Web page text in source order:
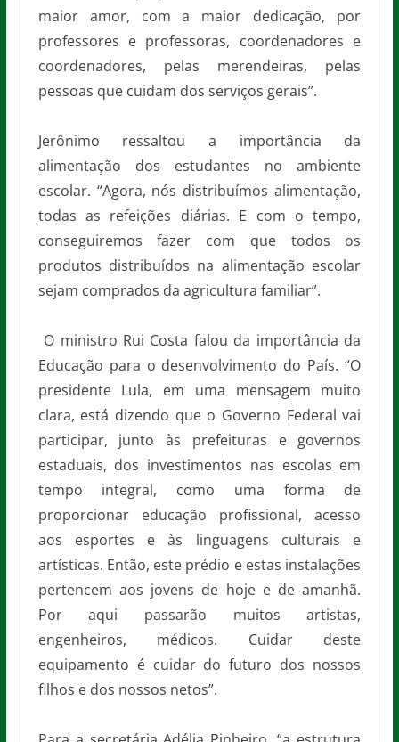
maior amor, com a maior dedicação, por
professores e professoras, coordenadores e
coordenadores, pelas merendeiras, pelas
pessoas que cuidam dos serviços gerais”.
Jerônimo ressaltou a importância da
alimentação dos estudantes no ambiente
escolar. “Agora, nós distribuímos alimentação,
todas as refeições diárias. E com o tempo,
conseguiremos fazer com que todos os
produtos distribuídos na alimentação escolar
sejam comprados da agricultura familiar”.
O ministro Rui Costa falou da importância da
Educação para o desenvolvimento do País. “O
presidente Lula, em uma mensagem muito
clara, está dizendo que o Governo Federal vai
participar, junto às prefeituras e governos
estaduais, dos investimentos nas escolas em
tempo integral, como uma forma de
proporcionar educação profissional, acesso
aos esportes e às linguagens culturais e
artísticas. Então, este prédio e estas instalações
pertencem aos jovens de hoje e de amanhã.
Por aqui passarão muitos artistas,
engenheiros, médicos. Cuidar deste
equipamento é cuidar do futuro dos nossos
filhos e dos nossos netos”.